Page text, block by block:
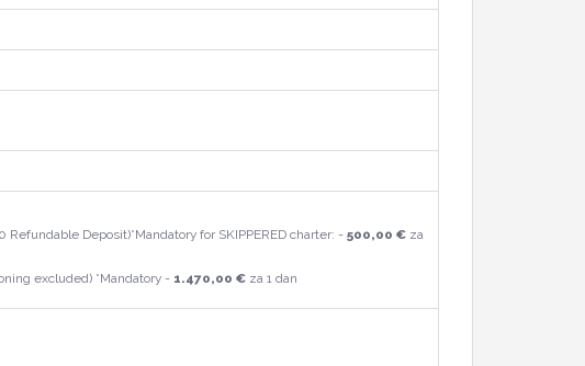
Refundable Deposit)*Mandatory for SKIPPERED charter: - 500,00 €za
excluded) *Mandatory - 1.470,00 €za 1 dan